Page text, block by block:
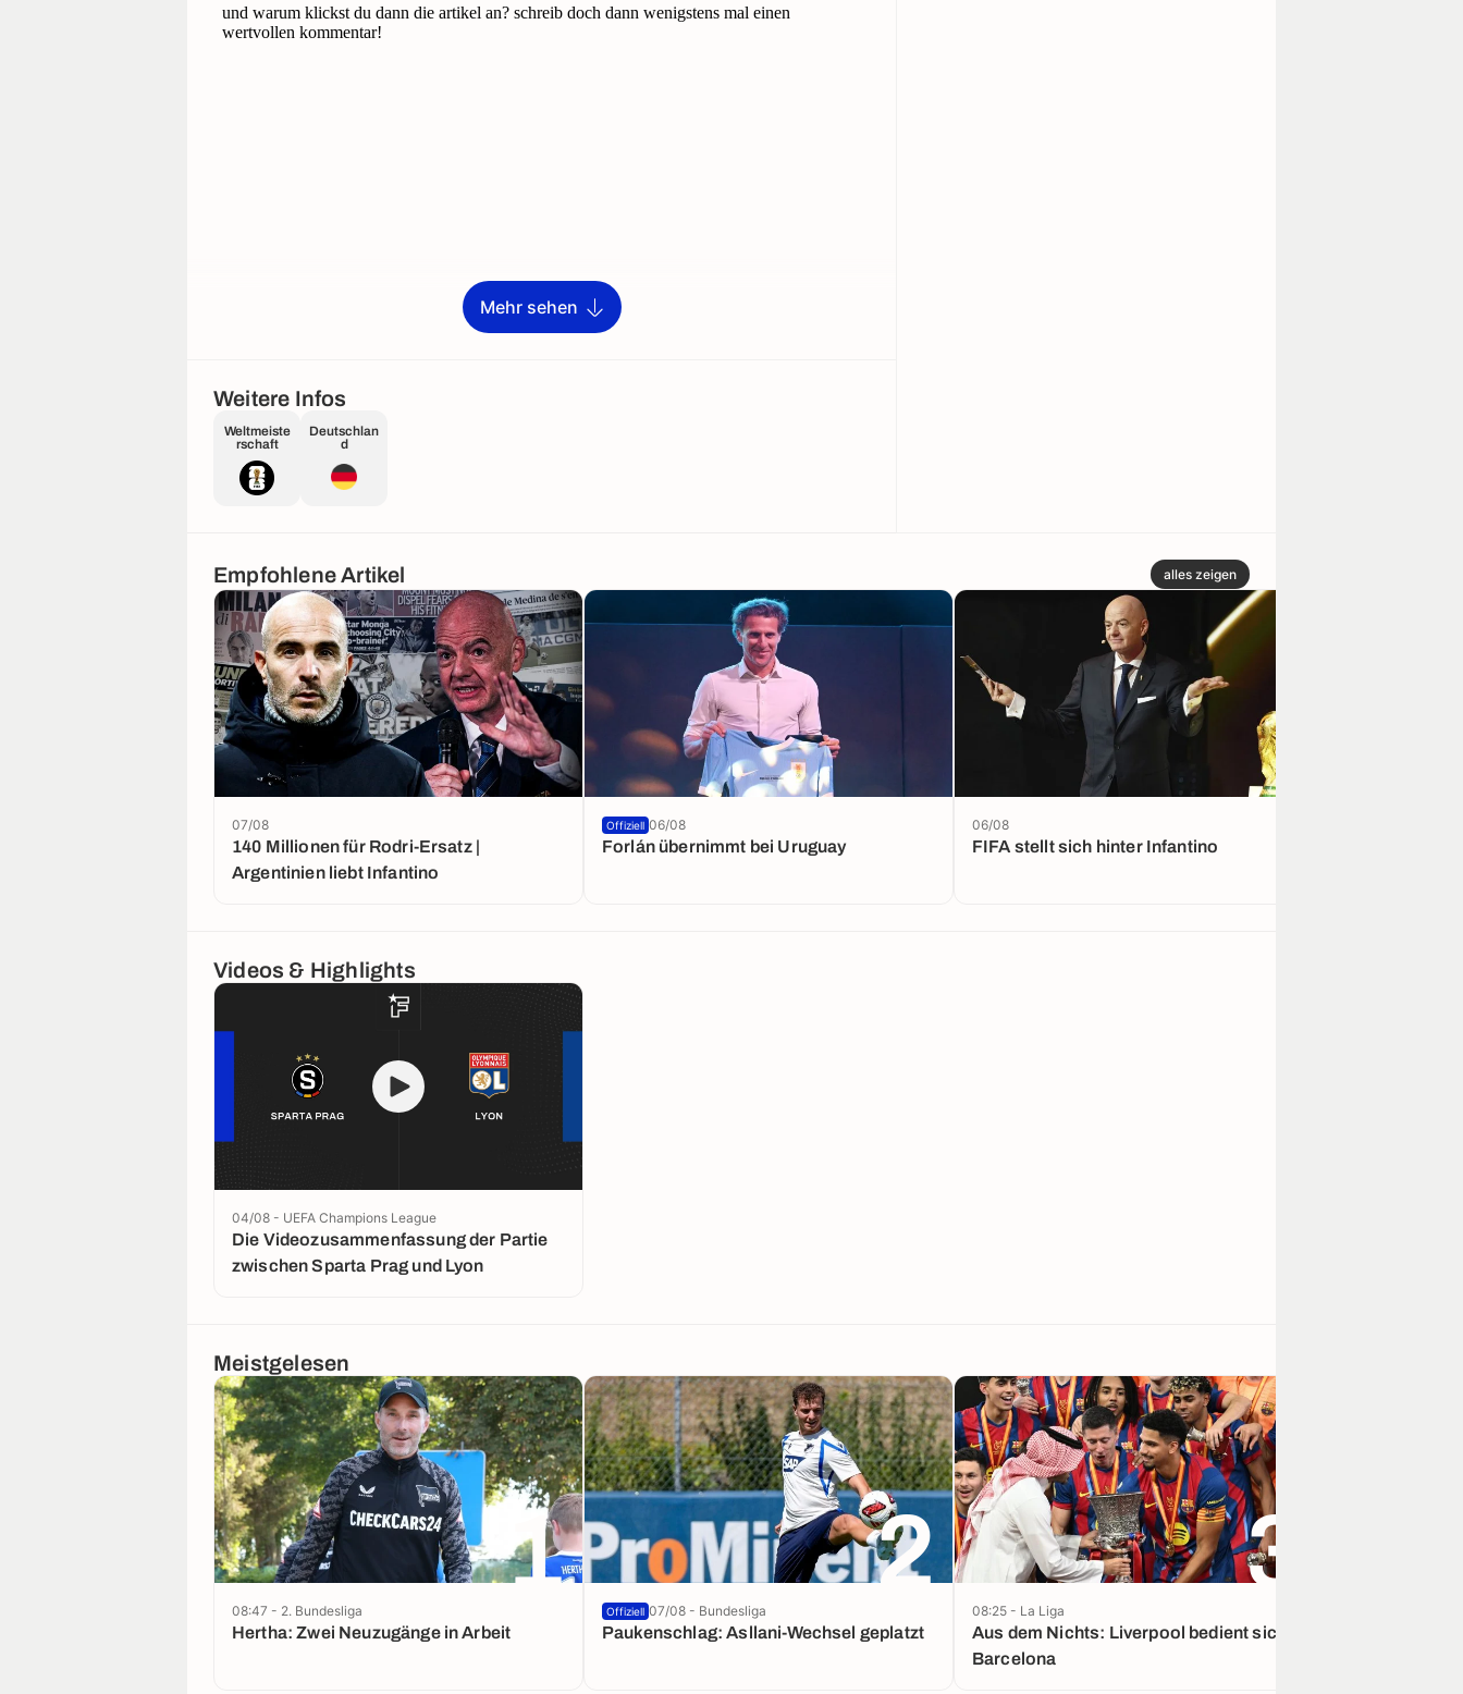
Mehr sehen
Weitere Infos
Weltmeiste
rschaft
Deutschlan
d
Empfohlene Artikel alles zeigen
140 Millionen für Rodri-Ersatz |
Argentinien liebt Infantino
07/08
Forlán übernimmt bei Uruguay
Offiziell 06/08
FIFA stellt sich hinter Infantino
06/08
Videos & Highlights
Die Videozusammenfassung der Partie
zwischen Sparta Prag und Lyon
04/08 - UEFA Champions League
Meistgelesen
1
Hertha: Zwei Neuzugänge in Arbeit
08:47 - 2. Bundesliga
2
Paukenschlag: Asllani-Wechsel geplatzt
Offiziell 07/08 - Bundesliga
3
Aus dem Nichts: Liverpool bedient sich in
Barcelona
08:25 - La Liga